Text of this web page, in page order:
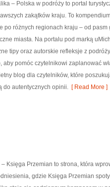
– Polska w podróży to portal
zakątków kraju. To
po różnych regionach kraju – od
miasta. Na portalu pod marką
tipy oraz autorskie refleksje z
aby pomóc czytelnikowi zaplanować
blog dla czytelników, które
do autentycznych opinii. [ Read More ]
– Księga Przemian to strona, która
gdzie Księga Przemian